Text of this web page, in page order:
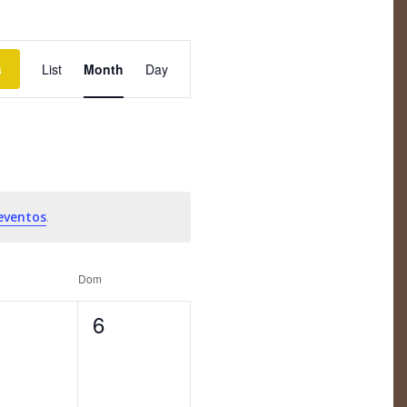
.
Views
List Month Day
Dom
0
6